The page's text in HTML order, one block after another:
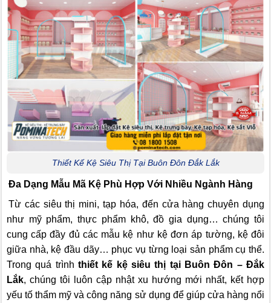
Thiết Kế Kệ Siêu Thị Tại Buôn Đôn Đắk Lắk
Đa Dạng Mẫu Mã Kệ Phù Hợp Với Nhiều Ngành Hàng
Từ các siêu thị mini, tạp hóa, đến cửa hàng chuyên dụng
như mỹ phẩm, thực phẩm khô, đồ gia dụng… chúng tôi
cung cấp đầy đủ các mẫu kệ như kệ đơn áp tường, kệ đôi
giữa nhà, kệ đầu dãy… phục vụ từng loại sản phẩm cụ thể.
Trong quá trình thiết kế kệ siêu thị tại Buôn Đôn – Đắk
Lắk, chúng tôi luôn cập nhật xu hướng mới nhất, kết hợp
yếu tố thẩm mỹ và công năng sử dụng để giúp cửa hàng nổi